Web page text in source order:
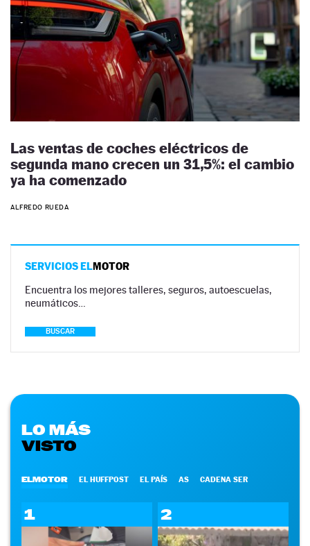
Las ventas de coches eléctricos de
segunda mano crecen un 31,5%: el cambio
ya ha comenzado
ALFREDO RUEDA
SERVICIOS ELMOTOR
Encuentra los mejores talleres, seguros, autoescuelas,
neumáticos…
BUSCAR
LO MÁS
VISTO
ELMOTOR EL HUFFPOST EL PAÍS AS CADENA SER
1 2